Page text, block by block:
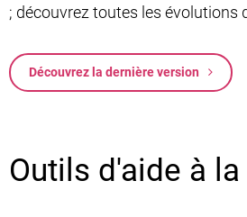
; découvrez toutes les évolutions
Découvrez la dernière version
Outils d'aide à